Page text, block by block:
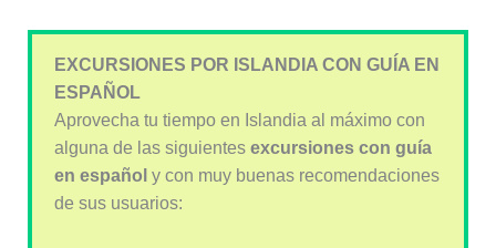
EXCURSIONES POR ISLANDIA CON GUÍA EN
ESPAÑOL
Aprovecha tu tiempo en Islandia al máximo con
alguna de las siguientes excursiones con guía
en español y con muy buenas recomendaciones
de sus usuarios: